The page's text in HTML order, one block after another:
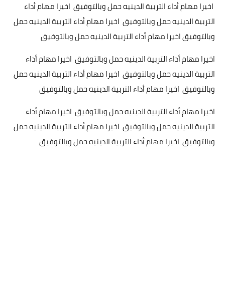
اخيرا مهام أداء التربية الدينيه حمل وبالتوفيق اخيرا مهام أداء
التربية الدينيه حمل وبالتوفيق اخيرا مهام أداء التربية الدينيه حمل
وبالتوفيق اخيرا مهام أداء التربية الدينيه حمل وبالتوفيق
اخيرا مهام أداء التربية الدينيه حمل وبالتوفيق اخيرا مهام أداء
التربية الدينيه حمل وبالتوفيق اخيرا مهام أداء التربية الدينيه حمل
وبالتوفيق اخيرا مهام أداء التربية الدينيه حمل وبالتوفيق
اخيرا مهام أداء التربية الدينيه حمل وبالتوفيق اخيرا مهام أداء
التربية الدينيه حمل وبالتوفيق اخيرا مهام أداء التربية الدينيه حمل
وبالتوفيق اخيرا مهام أداء التربية الدينيه حمل وبالتوفيق